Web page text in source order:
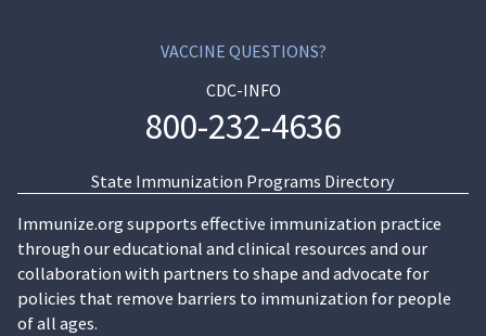
VACCINE QUESTIONS?
CDC-INFO
800-232-4636
State Immunization Programs Directory
Immunize.org supports effective immunization practice
through our educational and clinical resources and our
collaboration with partners to shape and advocate for
policies that remove barriers to immunization for people
of all ages.